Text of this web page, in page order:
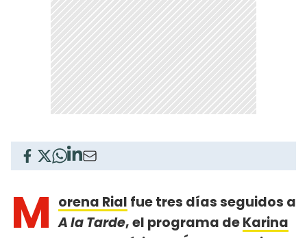
M orena Rial fue tres días seguidos a
A la Tarde, el programa deKarina